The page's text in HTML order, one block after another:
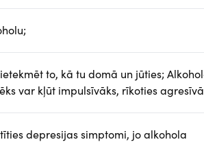
to, kā tu domā un jūties;
var kļūt impulsīvāks, rīkoties
depresijas simptomi, jo alkohola